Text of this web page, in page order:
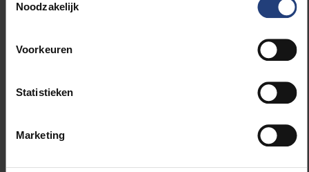
Noodzakelijk
Voorkeuren
Statistieken
Marketing
© Kevin Faingnaert